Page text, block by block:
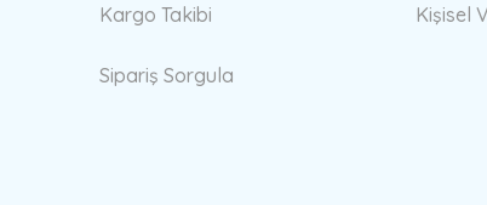
Kargo Takibi
Sipariş Sorgula
Kişisel